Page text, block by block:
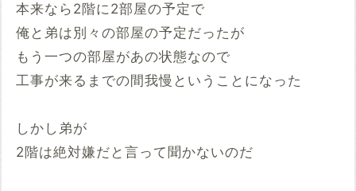
本来なら2階に2部屋の予定で
俺と弟は別々の部屋の予定だったが
もう一つの部屋があの状態なので
工事が来るまでの間我慢ということになった
しかし弟が
2階は絶対嫌だと言って聞かないのだ